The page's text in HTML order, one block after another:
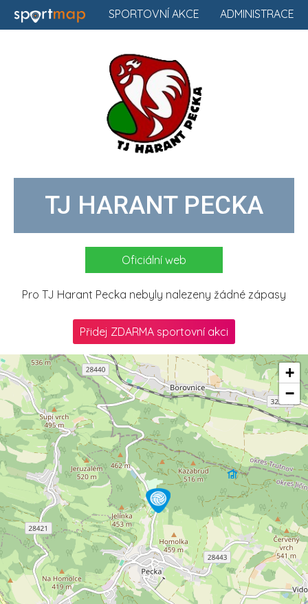
ADMINISTRACE
SPORTOVNÍ AKCE
TJ HARANT PECKA
Oficiální web
Pro TJ Harant Pecka nebyly nalezeny žádné zápasy
Přidej ZDARMA sportovní akci
+
−